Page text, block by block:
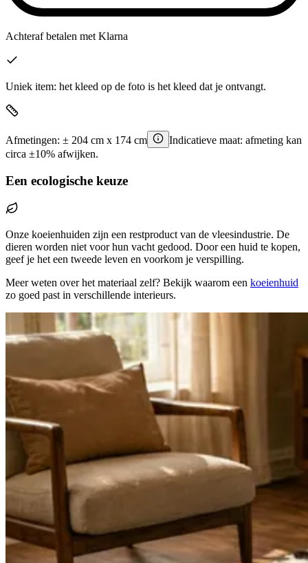
Achteraf betalen met Klarna
Uniek item: het kleed op de foto is het kleed dat je ontvangt.
Afmetingen: ± 204 cm x 174 cm
Indicatieve maat: afmeting kan
circa ±10% afwijken.
Een ecologische keuze
Onze koeienhuiden zijn een restproduct van de vleesindustrie. De
dieren worden niet voor hun vacht gedood. Door een huid te kopen,
geef je het een tweede leven en voorkom je verspilling.
Meer weten over het materiaal zelf? Bekijk waarom een koeienhuid
zo goed past in verschillende interieurs.